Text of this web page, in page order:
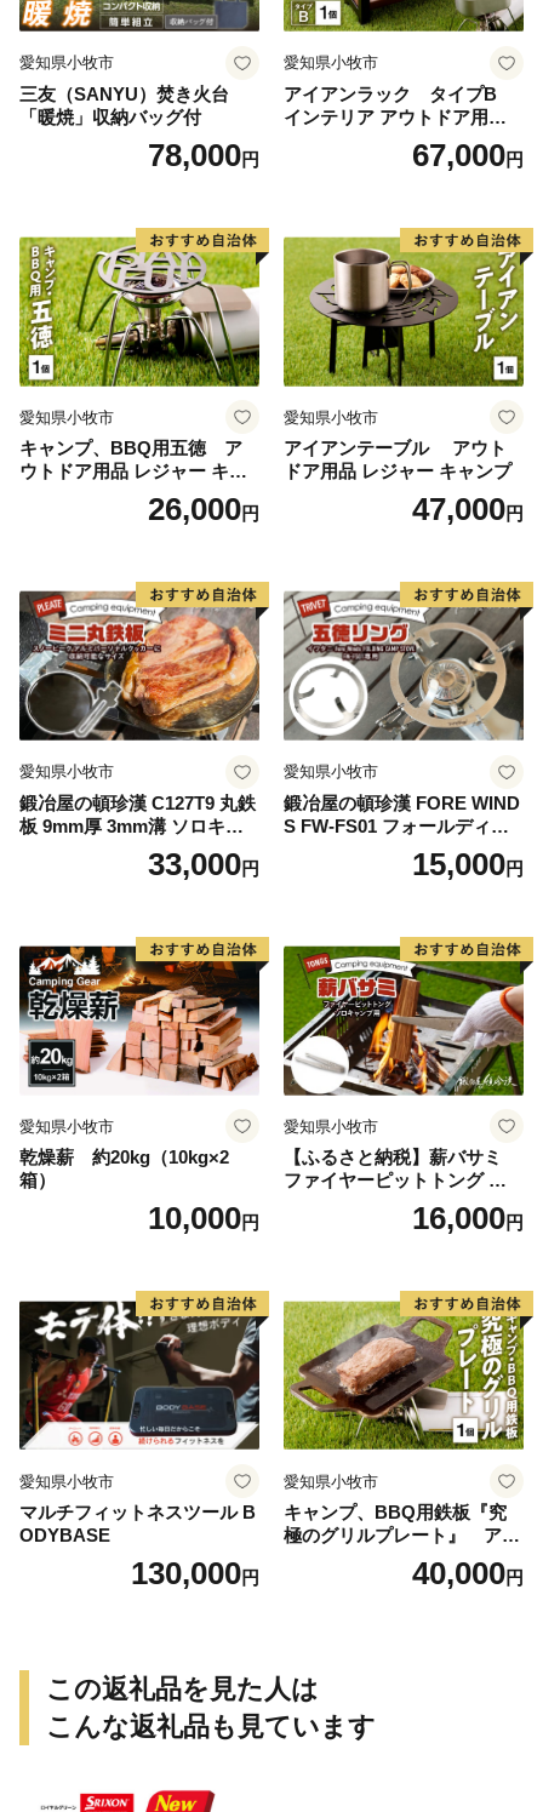
愛知県小牧市
三友（SANYU）焚き火台
「暖焼」収納バッグ付
78,000円
愛知県小牧市
アイアンラック タイプB
インテリア アウトドア用品
レジャー キャンプ67,000円
愛知県小牧市
キャンプ、BBQ用五徳 ア
ウトドア用品 レジャー キャ
ンプ バーベキュー BBQ 五徳
26,000円
愛知県小牧市
アイアンテーブル アウト
ドア用品 レジャー キャンプ
47,000円
愛知県小牧市
鍛冶屋の頓珍漢 C127T9 丸鉄
板 9mm厚 3mm溝 ソロキャ
ンプ用 専用ハンドル付き ス
ノーピーク アルミパーソナ
33,000円
愛知県小牧市
鍛冶屋の頓珍漢 FORE WIND
S FW-FS01 フォールディン
グ キャンプストーブ専用 五
15,000円
愛知県小牧市
乾燥薪 約20kg（10kg×2
箱）
10,000円
愛知県小牧市
【ふるさと納税】薪バサミ
ファイヤーピットトング ソ
ロキャンプ用 コンパクト ス
テンレス材 軽量 アウトドア
い 繰り返し使える 日本製 安
心 鍛冶屋の頓珍漢 愛知県 送
料無料
16,000円
愛知県小牧市
マルチフィットネスツール B
ODYBASE
130,000円
愛知県小牧市
キャンプ、BBQ用鉄板『究
極のグリルプレート』 アウ
トドア用品 レジャー キャン
プ バーベキュー BBQ 鉄板
40,000円
この返礼品を見た人は
こんな返礼品も見ています